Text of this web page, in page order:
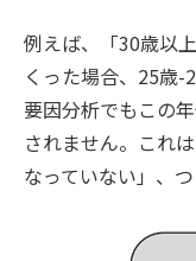
例えば、「30歳以
くった場合、25歳-
要因分析でもこの
されません。これ
なっていない」、